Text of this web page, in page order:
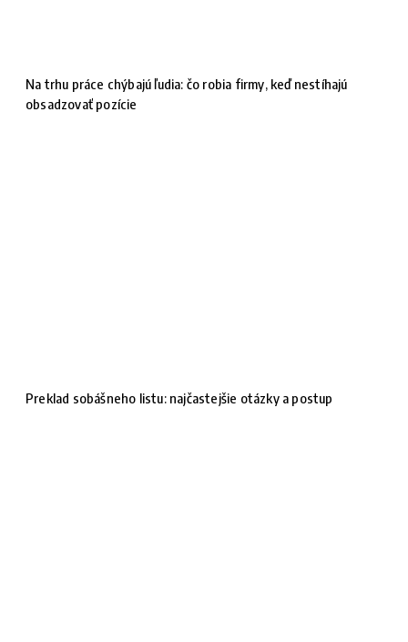
Na trhu práce chýbajú ľudia: čo robia firmy, keď nestíhajú
obsadzovať pozície
Preklad sobášneho listu: najčastejšie otázky a postup